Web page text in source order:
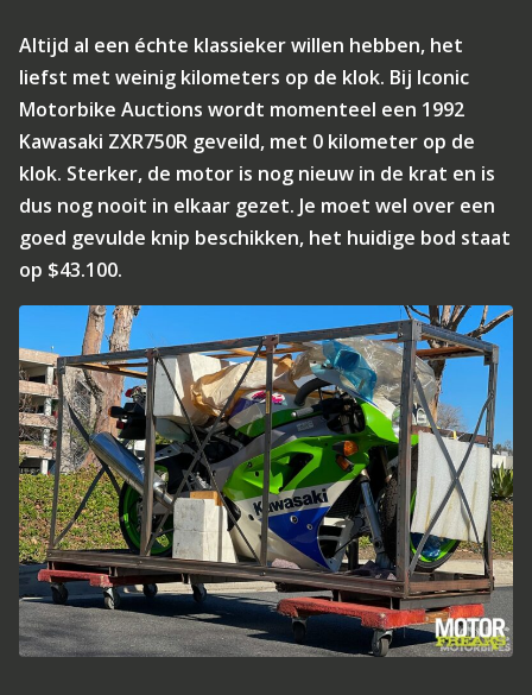
Altijd al een échte klassieker willen hebben, het
liefst met weinig kilometers op de klok. Bij Iconic
Motorbike Auctions wordt momenteel een 1992
Kawasaki ZXR750R geveild, met 0 kilometer op de
klok. Sterker, de motor is nog nieuw in de krat en is
dus nog nooit in elkaar gezet. Je moet wel over een
goed gevulde knip beschikken, het huidige bod staat
op $43.100.